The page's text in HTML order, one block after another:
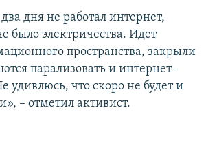
дня не работал интернет,
было электричества. Идет
пространства, закрыли
парализовать и интернет-
удивлюсь, что скоро не будет и
– отметил активист.